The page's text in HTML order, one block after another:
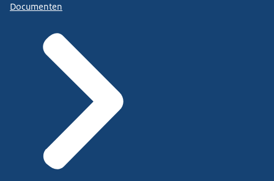
Documenten